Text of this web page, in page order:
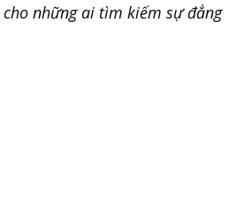
những ai tìm kiếm sự đẳng